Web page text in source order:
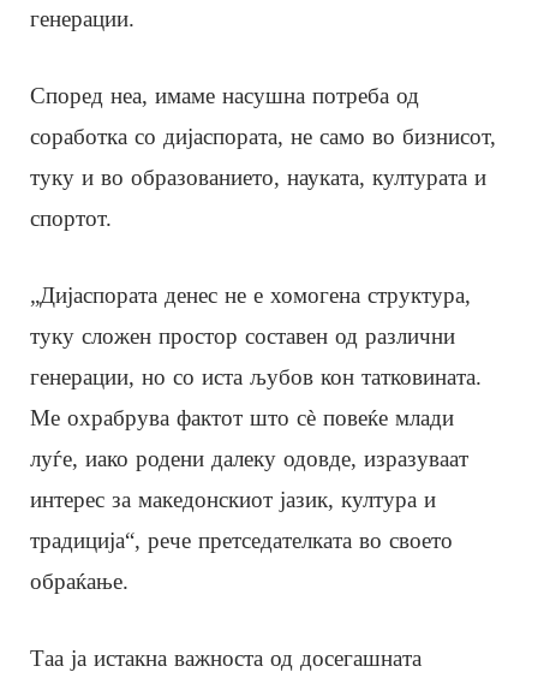
генерации.
Според неа, имаме насушна потреба од
соработка со дијаспората, не само во бизнисот,
туку и во образованието, науката, културата и
спортот.
„Дијаспората денес не е хомогена структура,
туку сложен простор составен од различни
генерации, но со иста љубов кон татковината.
Ме охрабрува фактот што сè повеќе млади
луѓе, иако родени далеку одовде, изразуваат
интерес за македонскиот јазик, култура и
традиција“, рече претседателката во своето
обраќање.
Таа ја истакна важноста од досегашната